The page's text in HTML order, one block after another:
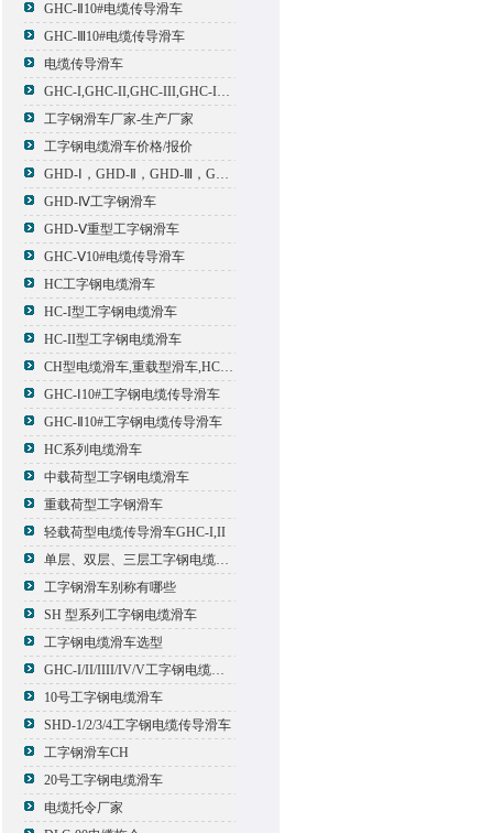
GHC-Ⅱ10#电缆传导滑车
GHC-Ⅲ10#电缆传导滑车
电缆传导滑车
GHC-I,GHC-II,GHC-III,GHC-IV,GHC-V电缆滑车
工字钢滑车厂家-生产厂家
工字钢电缆滑车价格/报价
GHD-Ⅰ，GHD-Ⅱ，GHD-Ⅲ，GHD-Ⅳ，GHD-Ⅴ工字钢滑车
GHD-Ⅳ工字钢滑车
GHD-Ⅴ重型工字钢滑车
GHC-Ⅴ10#电缆传导滑车
HC工字钢电缆滑车
HC-I型工字钢电缆滑车
HC-II型工字钢电缆滑车
CH型电缆滑车,重载型滑车,HC型滑车
GHC-Ⅰ10#工字钢电缆传导滑车
GHC-Ⅱ10#工字钢电缆传导滑车
HC系列电缆滑车
中载荷型工字钢电缆滑车
重载荷型工字钢滑车
轻载荷型电缆传导滑车GHC-I,II
单层、双层、三层工字钢电缆传导滑车
工字钢滑车别称有哪些
SH 型系列工字钢电缆滑车
工字钢电缆滑车选型
GHC-I/II/IIII/IV/V工字钢电缆滑车
10号工字钢电缆滑车
SHD-1/2/3/4工字钢电缆传导滑车
工字钢滑车CH
20号工字钢电缆滑车
电缆托令厂家